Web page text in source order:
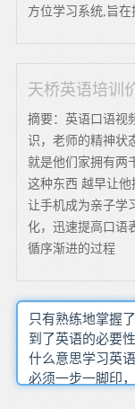
方位学习系统,旨
天桥英语培训
摘要：英语口语视
识，老师的精神状
就是他们家拥有两
这种东西 越早让他
让手机成为亲子学
化，迅速提高口语
循序渐进的过程
只有熟练地掌握
到了英语的必要
什么意思学习英
必须一步一脚印